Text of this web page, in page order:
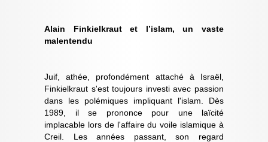
Alain Finkielkraut et l’islam, un vaste
malentendu
Juif, athée, profondément attaché à Israël,
Finkielkraut s'est toujours investi avec passion
dans les polémiques impliquant l'islam. Dès
1989, il se prononce pour une laïcité
implacable lors de l'affaire du voile islamique à
Creil. Les années passant, son regard